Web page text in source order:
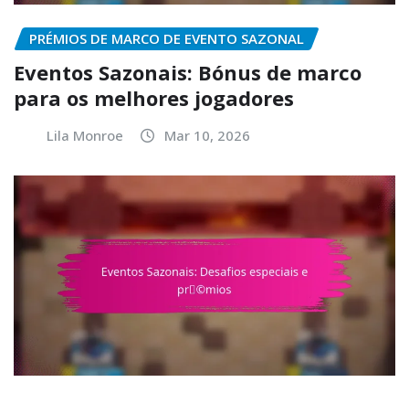
PRÉMIOS DE MARCO DE EVENTO SAZONAL
Eventos Sazonais: Bónus de marco
para os melhores jogadores
Lila Monroe Mar 10, 2026